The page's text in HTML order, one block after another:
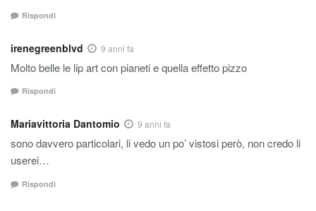
Rispondi
irenegreenblvd 9 anni fa
Molto belle le lip art con pianeti e quella effetto pizzo
Rispondi
Mariavittoria Dantomio 9 anni fa
sono davvero particolari, li vedo un po’ vistosi però, non credo li
userei…
Rispondi